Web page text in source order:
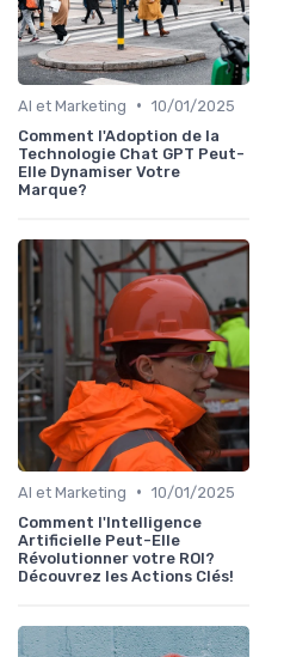
AI et Marketing • 10/01/2025
Comment l'Adoption de la
Technologie Chat GPT Peut-
Elle Dynamiser Votre
Marque?
AI et Marketing • 10/01/2025
Comment l'Intelligence
Artificielle Peut-Elle
Révolutionner votre ROI?
Découvrez les Actions Clés!